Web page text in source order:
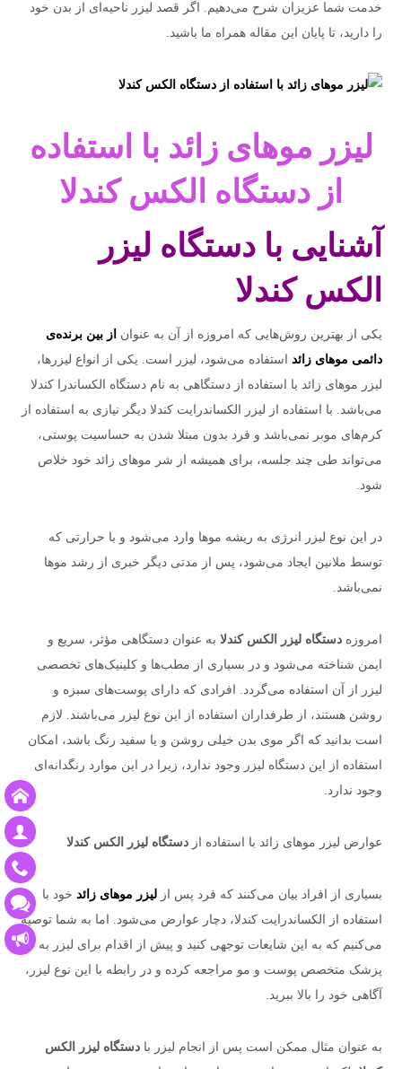
خدمت شما عزیزان شرح می‌دهیم. اگر قصد لیزر ناحیه‌ای از بدن خود
را دارید، تا پایان این مقاله همراه ما باشید.
لیزر موهای زائد با استفاده
از دستگاه الکس کندلا
آشنایی با دستگاه لیزر
الکس کندلا
یکی از بهترین روش‌هایی که امروزه از آن به عنوان از بین برنده‌ی
دائمی موهای زائد استفاده می‌شود، لیزر است. یکی از انواع لیزرها،
لیزر موهای زائد با استفاده از دستگاهی به نام دستگاه الکساندرا کندلا
می‌باشد. با استفاده از لیزر الکساندرایت کندلا دیگر نیازی به استفاده از
کرم‌های موبر نمی‌باشد و فرد بدون مبتلا شدن به حساسیت پوستی،
می‌تواند طی چند جلسه، برای همیشه از شر موهای زائد خود خلاص
شود.
در این نوع لیزر انرژی به ریشه موها وارد می‌شود و با حرارتی که
توسط ملانین ایجاد می‌شود، پس از مدتی دیگر خبری از رشد موها
نمی‌باشد.
امروزهدستگاه لیزر الکس کندلا به عنوان دستگاهی مؤثر، سریع و
ایمن شناخته می‌شود و در بسیاری از مطب‌ها و کلینیک‌های تخصصی
لیزر از آن استفاده می‌گردد. افرادی که دارای پوست‌های سبزه و
روشن هستند، از طرفداران استفاده از این نوع لیزر می‌باشند. لازم
است بدانید که اگر موی بدن خیلی روشن و یا سفید رنگ باشد، امکان
استفاده از این دستگاه لیزر وجود ندارد، زیرا در این موارد رنگدانه‌ای
وجود ندارد.
عوارض لیزر موهای زائد با استفاده ازدستگاه لیزر الکس کندلا
بسیاری از افراد بیان می‌کنند که فرد پس از لیزر موهای زائد خود با
استفاده از الکساندرایت کندلا، دچار عوارض می‌شود. اما به شما توصیه
می‌کنیم که به این شایعات توجهی کنید و پیش از اقدام برای لیزر به
پزشک متخصص پوست و مو مراجعه کرده و در رابطه با این نوع لیزر،
آگاهی خود را بالا ببرید.
به عنوان مثال ممکن است پس از انجام لیزر بادستگاه لیزر الکس